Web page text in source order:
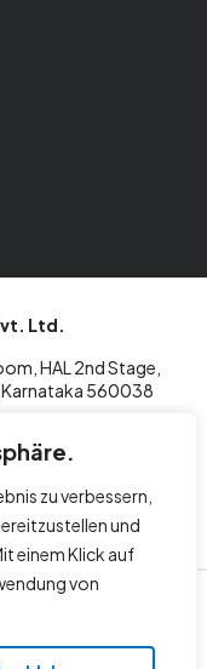
zu verbessern,
und
einem Klick auf
von
Ltd.
HAL 2nd Stage,
Karnataka 560038